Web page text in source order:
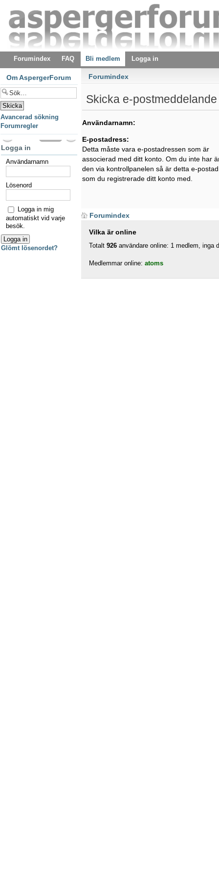
Forumindex FAQ Bli medlem Logga in
Forumindex
Skicka e-
Användarnamn:
E-postadress:
Detta måste vara e-postadressen som är
associerad med ditt konto. Om du inte har
den via kontrollpanelen så är detta e-
som du registrerade ditt konto med.
Forumindex
Vilka är online
Totalt 926 användare online: 1 medlem,
Medlemmar online: atoms
Om AspergerForum
Avancerad sökning
Forumregler
Logga in
Användarnamn
Lösenord
Logga in mig
automatiskt vid varje
besök.
Glömt lösenordet?